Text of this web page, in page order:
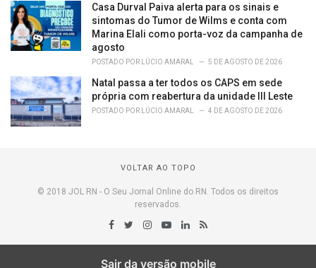
Casa Durval Paiva alerta para os sinais e
sintomas do Tumor de Wilms e conta com
Marina Elali como porta-voz da campanha de
agosto
POSTADO POR LÚCIO AMARAL 5 DE AGOSTO DE 2026
Natal passa a ter todos os CAPS em sede
própria com reabertura da unidade III Leste
POSTADO POR LÚCIO AMARAL 4 DE AGOSTO DE 2026
VOLTAR AO TOPO
© 2018 JOL RN - O Seu Jornal Online do RN. Todos os direitos
reservados.
Sair da versão mobile